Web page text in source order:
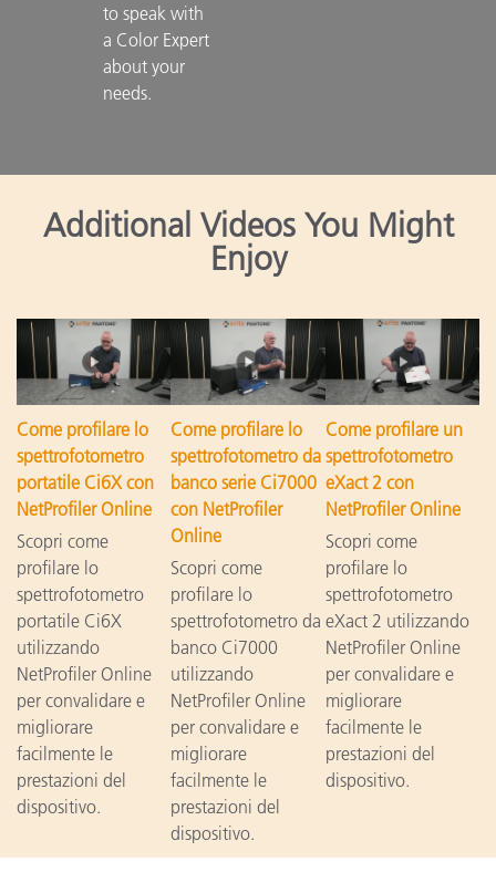
to speak with
a Color Expert
about your
needs.
Additional Videos You Might
Enjoy
Come profilare lo
spettrofotometro
portatile Ci6X con
NetProfiler Online
Scopri come
profilare lo
spettrofotometro
portatile Ci6X
utilizzando
NetProfiler Online
per convalidare e
migliorare
facilmente le
prestazioni del
dispositivo.
Come profilare lo
spettrofotometro da
banco serie Ci7000
con NetProfiler
Online
Scopri come
profilare lo
spettrofotometro da
banco Ci7000
utilizzando
NetProfiler Online
per convalidare e
migliorare
facilmente le
prestazioni del
dispositivo.
Come profilare un
spettrofotometro
eXact 2 con
NetProfiler Online
Scopri come
profilare lo
spettrofotometro
eXact 2 utilizzando
NetProfiler Online
per convalidare e
migliorare
facilmente le
prestazioni del
dispositivo.